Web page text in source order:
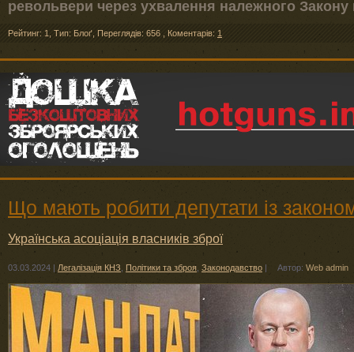
револьвери через ухвалення належного
Рейтинг: 1 Тип: Блоґ Переглядів: 656 Коментарів: 1
Що мають робити депутати із
Українська асоціація власників зброї
03.03.2024 | Легалізація КНЗ Політики та зброя Законодавство | Автор: Web admin